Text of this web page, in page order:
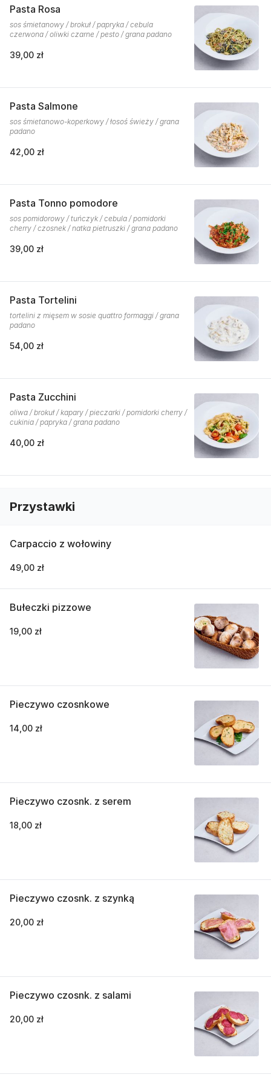
Pasta Rosa
sos śmietanowy / brokuł / papryka / cebula
czerwona / oliwki czarne / pesto / grana padano
39,00 zł
Pasta Salmone
sos śmietanowo-koperkowy / łosoś świeży / grana
padano
42,00 zł
Pasta Tonno pomodore
sos pomidorowy / tuńczyk / cebula / pomidorki
cherry / czosnek / natka pietruszki / grana padano
39,00 zł
Pasta Tortelini
tortelini z mięsem w sosie quattro formaggi / grana
padano
54,00 zł
Pasta Zucchini
oliwa / brokuł / kapary / pieczarki / pomidorki cherry /
cukinia / papryka / grana padano
40,00 zł
Przystawki
Carpaccio z wołowiny
49,00 zł
Bułeczki pizzowe
19,00 zł
Pieczywo czosnkowe
14,00 zł
Pieczywo czosnk. z serem
18,00 zł
Pieczywo czosnk. z szynką
20,00 zł
Pieczywo czosnk. z salami
20,00 zł